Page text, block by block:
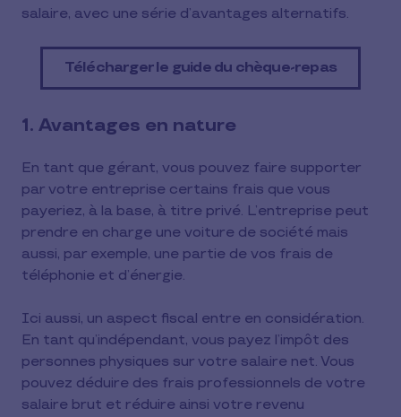
salaire, avec une série d’avantages alternatifs.
Télécharger le guide du chèque-repas
1. Avantages en nature
En tant que gérant, vous pouvez faire supporter
par votre entreprise certains frais que vous
payeriez, à la base, à titre privé. L’entreprise peut
prendre en charge une voiture de société mais
aussi, par exemple, une partie de vos frais de
téléphonie et d’énergie.
Ici aussi, un aspect fiscal entre en considération.
En tant qu’indépendant, vous payez l’impôt des
personnes physiques sur votre salaire net. Vous
pouvez déduire des frais professionnels de votre
salaire brut et réduire ainsi votre revenu